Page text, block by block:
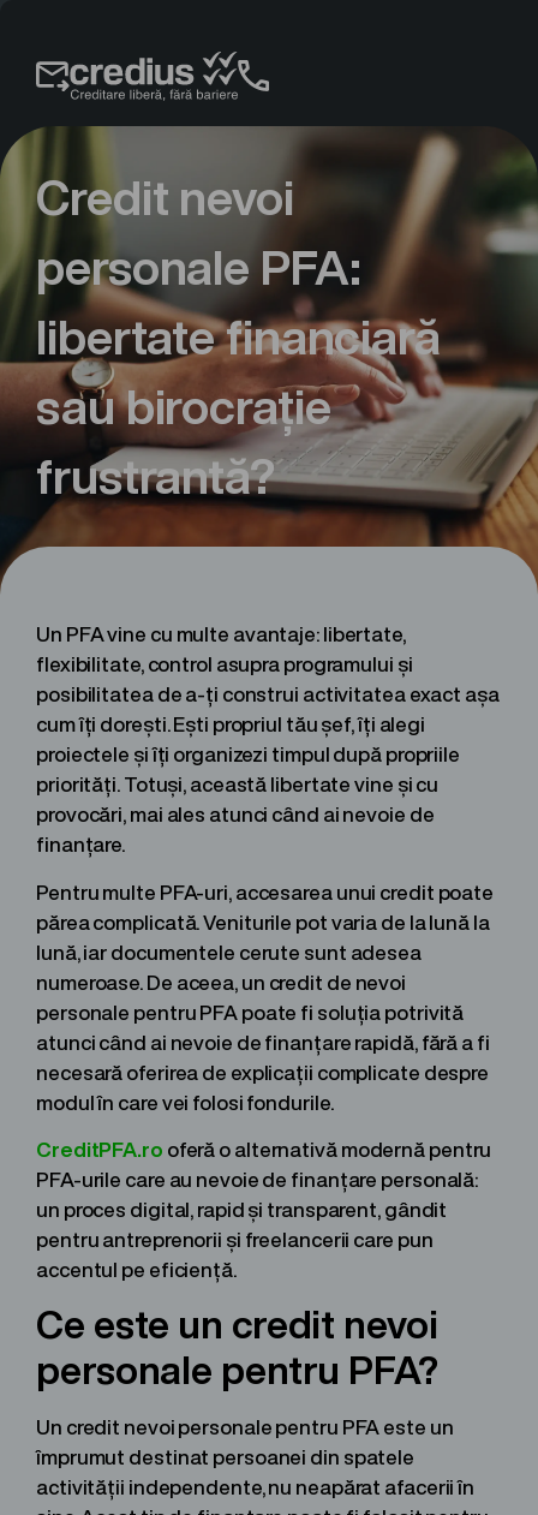
Credit nevoi
personale PFA:
libertate financiară
sau birocrație
frustrantă?
Un PFA vine cu multe avantaje: libertate,
flexibilitate, control asupra programului și
posibilitatea de a-ți construi activitatea exact așa
cum îți dorești. Ești propriul tău șef, îți alegi
proiectele și îți organizezi timpul după propriile
priorități. Totuși, această libertate vine și cu
provocări, mai ales atunci când ai nevoie de
finanțare.
Pentru multe PFA-uri, accesarea unui credit poate
părea complicată. Veniturile pot varia de la lună la
lună, iar documentele cerute sunt adesea
numeroase. De aceea, un credit de nevoi
personale pentru PFA poate fi soluția potrivită
atunci când ai nevoie de finanțare rapidă, fără a fi
necesară oferirea de explicații complicate despre
modul în care vei folosi fondurile.
CreditPFA.ro oferă o alternativă modernă pentru
PFA-urile care au nevoie de finanțare personală:
un proces digital, rapid și transparent, gândit
pentru antreprenorii și freelancerii care pun
accentul pe eficiență.
Ce este un credit nevoi
personale pentru PFA?
Un credit nevoi personale pentru PFA este un
împrumut destinat persoanei din spatele
activității independente, nu neapărat afacerii în